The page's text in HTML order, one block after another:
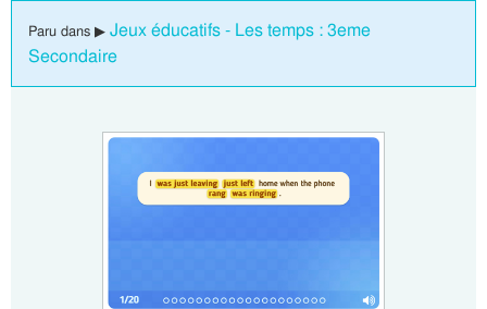
Paru dans ▶ Jeux éducatifs - Les temps : 3eme
Secondaire